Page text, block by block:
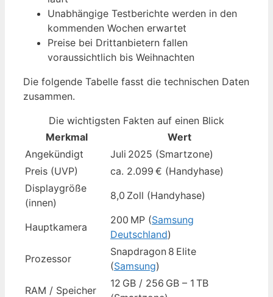
Unabhängige Testberichte werden in den
kommenden Wochen erwartet
Preise bei Drittanbietern fallen
voraussichtlich bis Weihnachten
Die folgende Tabelle fasst die technischen Daten
zusammen.
Die wichtigsten Fakten auf einen Blick
Merkmal
Wert
Angekündigt
Juli 2025 (Smartzone)
Preis (UVP)
ca. 2.099 € (Handyhase)
Displaygröße
(innen)
8,0 Zoll (Handyhase)
Hauptkamera
200 MP (Samsung
Deutschland)
Prozessor
Snapdragon 8 Elite
(Samsung)
RAM / Speicher
12 GB / 256 GB – 1 TB